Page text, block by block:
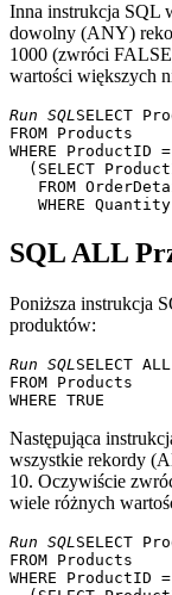
Inna instrukcja SQL
dowolny (ANY)
1000 (zwróci
wartości większych
Run SQLSELECT
FROM Products
WHERE ProductID
(SELECT
FROM
SQL ALL
Poniższa instrukcja
produktów:
Run SQLSELECT
FROM Products
Następująca
wszystkie rekordy
10. Oczywiście
wiele różnych
Run SQLSELECT
FROM Products
WHERE ProductID